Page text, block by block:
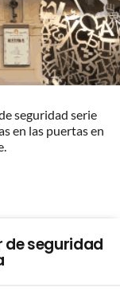
seguridad serie
en las puertas en
de seguridad